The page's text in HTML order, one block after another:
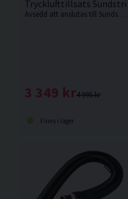
Trycklufttillsats
Avsedd att anslutas till Sundströms halv- och helmasker.
4 995 kr
3 349 kr
Finns i lager